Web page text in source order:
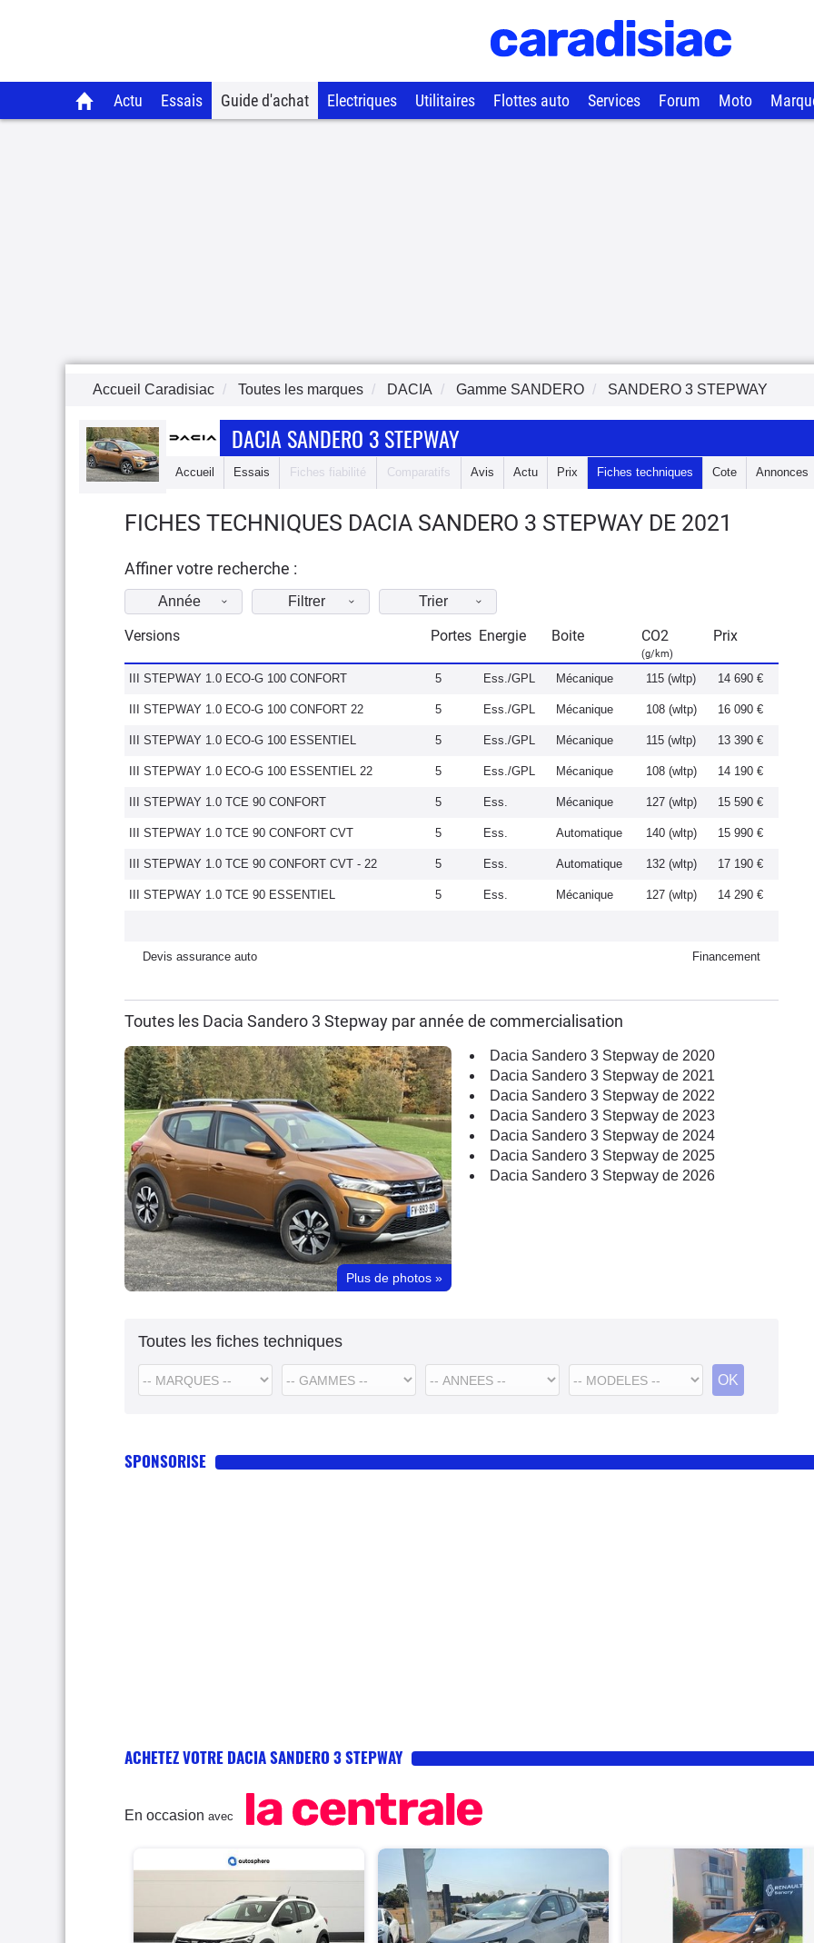
Actu Essais Guide d'achat Electriques Utilitaires Flottes auto Services Forum Moto
Accueil Caradisiac Toutes les marques DACIA Gamme SANDERO SANDERO 3 STEPWAY
DACIA SANDERO 3 STEPWAY
Accueil Essais Fiches fiabilité Comparatifs Avis Actu Prix Fiches techniques Cote Annonces
FICHES TECHNIQUES DACIA SANDERO 3 STEPWAY DE 2021
Affiner votre recherche :
Année Filtrer Trier
Versions Portes Energie Boite CO2
(g/km)
Prix
III STEPWAY 1.0 ECO-G 100 CONFORT 5 Ess./GPL Mécanique 115 (wltp) 14 690 €
III STEPWAY 1.0 ECO-G 100 CONFORT 22 5 Ess./GPL Mécanique 108 (wltp) 16 090 €
III STEPWAY 1.0 ECO-G 100 ESSENTIEL 5 Ess./GPL Mécanique 115 (wltp) 13 390 €
III STEPWAY 1.0 ECO-G 100 ESSENTIEL 22 5 Ess./GPL Mécanique 108 (wltp) 14 190 €
III STEPWAY 1.0 TCE 90 CONFORT 5 Ess. Mécanique 127 (wltp) 15 590 €
III STEPWAY 1.0 TCE 90 CONFORT CVT 5 Ess. Automatique 140 (wltp) 15 990 €
III STEPWAY 1.0 TCE 90 CONFORT CVT - 22 5 Ess. Automatique 132 (wltp) 17 190 €
III STEPWAY 1.0 TCE 90 ESSENTIEL 5 Ess. Mécanique 127 (wltp) 14 290 €
Devis assurance auto Financement
Toutes les Dacia Sandero 3 Stepway par année de commercialisation
Plus de photos »
Dacia Sandero 3 Stepway de 2020
Dacia Sandero 3 Stepway de 2021
Dacia Sandero 3 Stepway de 2022
Dacia Sandero 3 Stepway de 2023
Dacia Sandero 3 Stepway de 2024
Dacia Sandero 3 Stepway de 2025
Dacia Sandero 3 Stepway de 2026
Toutes les fiches techniques
SPONSORISE
ACHETEZ VOTRE DACIA SANDERO 3 STEPWAY
En occasion avec